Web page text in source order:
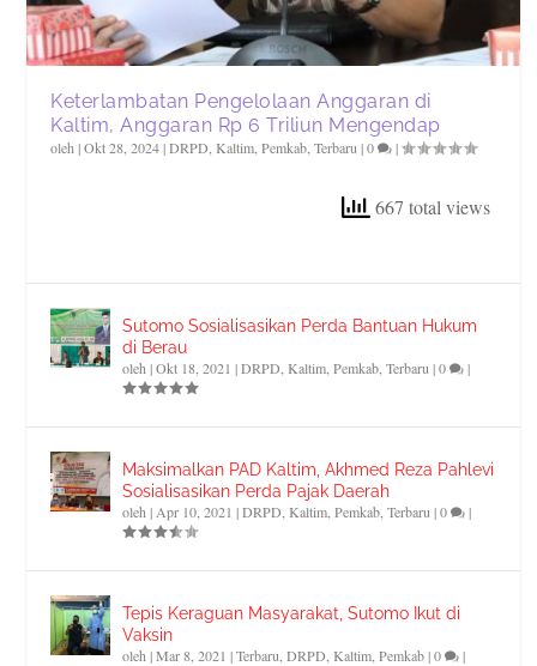
Keterlambatan Pengelolaan Anggaran di
Kaltim, Anggaran Rp 6 Triliun Mengendap
oleh|Okt 28, 2024|DRPD ,Kaltim ,Pemkab ,Terbaru |0 |
667 total views
Sutomo Sosialisasikan Perda Bantuan Hukum
di Berau
oleh|Okt 18, 2021 |DRPD ,Kaltim ,Pemkab ,Terbaru |0 |
Maksimalkan PAD Kaltim, Akhmed Reza Pahlevi
Sosialisasikan Perda Pajak Daerah
oleh| Apr 10, 2021 |DRPD ,Kaltim ,Pemkab ,Terbaru |0 |
Tepis Keraguan Masyarakat, Sutomo Ikut di
Vaksin
oleh|Mar 8, 2021 |Terbaru ,DRPD ,Kaltim ,Pemkab|0 |